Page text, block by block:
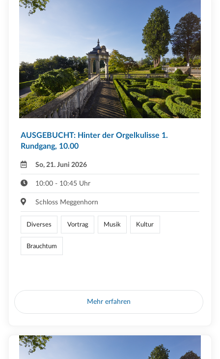
AUSGEBUCHT: Hinter der Orgelkulisse 1.
Rundgang, 10.00
So, 21. Juni 2026
10:00 - 10:45 Uhr
Schloss Meggenhorn
Diverses Vortrag Musik Kultur
Brauchtum
Mehr erfahren